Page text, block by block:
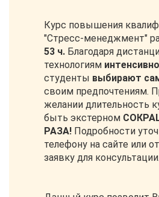
Курс повышения
"Стресс-менеджмент"
53 ч. Благодаря
технологиям
студенты выбирают
своим предпочтениям.
желании длительность
быть экстерном
РАЗА! Подробности
телефону на сайте или
заявку для консультации.